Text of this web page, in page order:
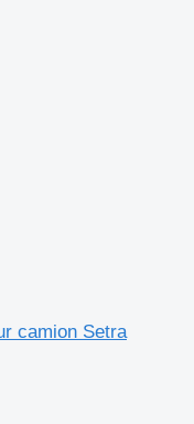
camion Setra